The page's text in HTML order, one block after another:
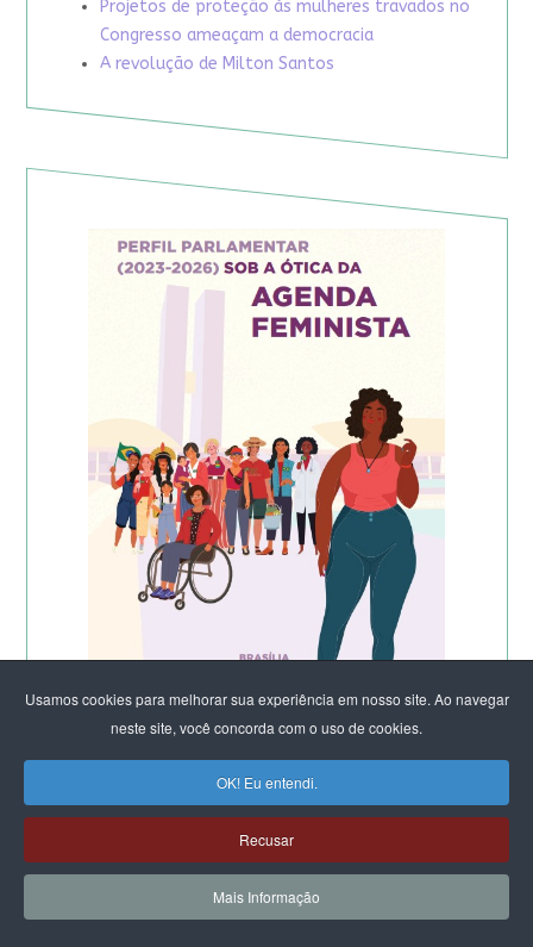
Usamos cookies para melhorar sua experiência em nosso site. Ao navegar
neste site, você concorda com o uso de cookies.
OK! Eu entendi.
Recusar
Mais Informação
Projetos de proteção às mulheres travados no
Congresso ameaçam a democracia
A revolução de Milton Santos